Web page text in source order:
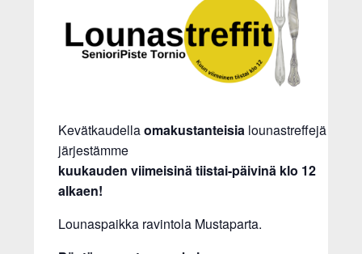
Kevätkaudellaomakustanteisia lounastreffejä
järjestämme
kuukauden viimeisinä tiistai-päivinä klo 12
alkaen!
Lounaspaikka ravintola Mustaparta.